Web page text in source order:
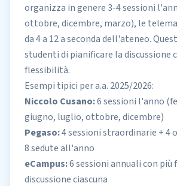
organizza in genere 3-4 sessioni
ottobre, dicembre, marzo), le
da 4 a 12 a seconda dell'ateneo.
studenti di pianificare la discussione
flessibilità.
Esempi tipici per a.a. 2025/2026:
Niccolo Cusano:6 sessioni l'anno
giugno, luglio, ottobre, dicembre)
Pegaso:4 sessioni straordinarie + 4
8 sedute all'anno
eCampus:6 sessioni annuali con più
discussione ciascuna